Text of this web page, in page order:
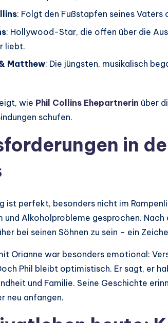
: Folgt den Fußstapfen seines Vaters
: Hollywood-Star, die offen über die
liebt.
Matthew: Die jüngsten, musikalisch
wie Phil Collins Ehepartnerin über
schufen.
in
ist perfekt, besonders nicht im
und Alkoholprobleme gesprochen.
bei seinen Söhnen zu sein – ein
Orianne war besonders emotional:
Phil bleibt optimistisch. Er sagt, er
und Familie. Seine Geschichte
neu anfangen.